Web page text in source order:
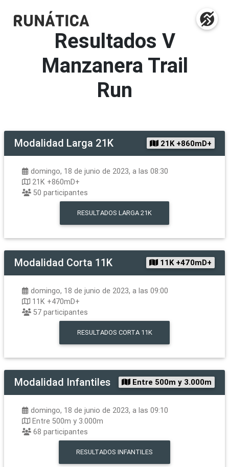
Resultados V
Manzanera Trail
Run
Modalidad Larga 21K 21K +860mD+
domingo, 18 de junio de 2023, a las 08:30
21K +860mD+
50 participantes
RESULTADOS LARGA 21K
Modalidad Corta 11K 11K +470mD+
domingo, 18 de junio de 2023, a las 09:00
11K +470mD+
57 participantes
RESULTADOS CORTA 11K
Modalidad Infantiles Entre 500m y 3.000m
domingo, 18 de junio de 2023, a las 09:10
Entre 500m y 3.000m
68 participantes
RESULTADOS INFANTILES